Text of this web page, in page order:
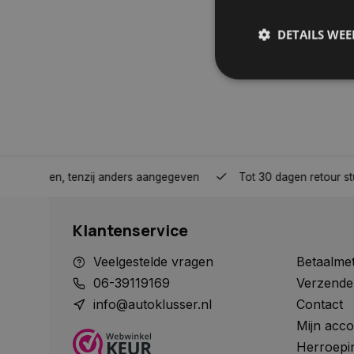
tenzij anders aangegeven Tot 30 dagen retour sturen.
Klantenservice
Veelgestelde vragen
06-39119169
info@autoklusser.nl
Contact
Mijn
DETAILS
Naam
__cf_bm